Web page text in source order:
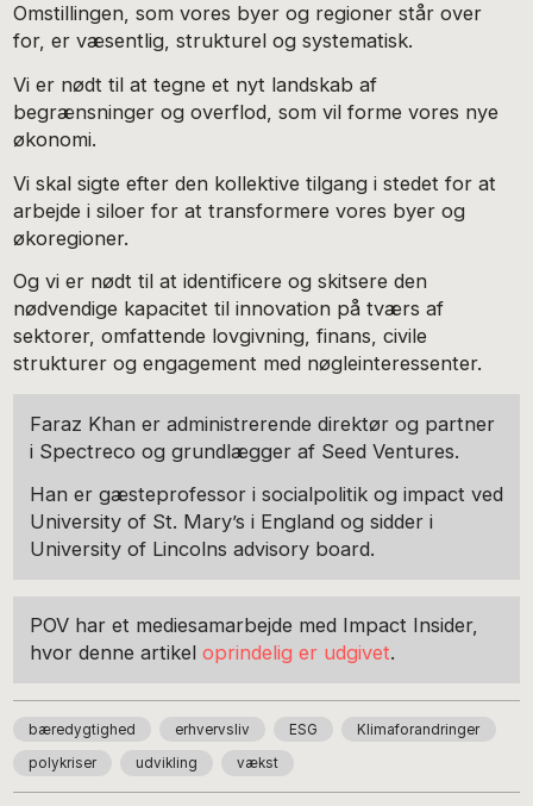
Omstillingen, som vores byer og regioner står over
for, er væsentlig, strukturel og systematisk.
Vi er nødt til at tegne et nyt landskab af
begrænsninger og overflod, som vil forme vores nye
økonomi.
Vi skal sigte efter den kollektive tilgang i stedet for at
arbejde i siloer for at transformere vores byer og
økoregioner.
Og vi er nødt til at identificere og skitsere den
nødvendige kapacitet til innovation på tværs af
sektorer, omfattende lovgivning, finans, civile
strukturer og engagement med nøgleinteressenter.
Faraz Khan er administrerende direktør og partner
i Spectreco og grundlægger af Seed Ventures.
Han er gæsteprofessor i socialpolitik og impact ved
University of St. Mary’s i England og sidder i
University of Lincolns advisory board.
POV har et mediesamarbejde med Impact Insider,
hvor denne artikel oprindelig er udgivet.
bæredygtighed erhvervsliv ESG Klimaforandringer
polykriser udvikling vækst